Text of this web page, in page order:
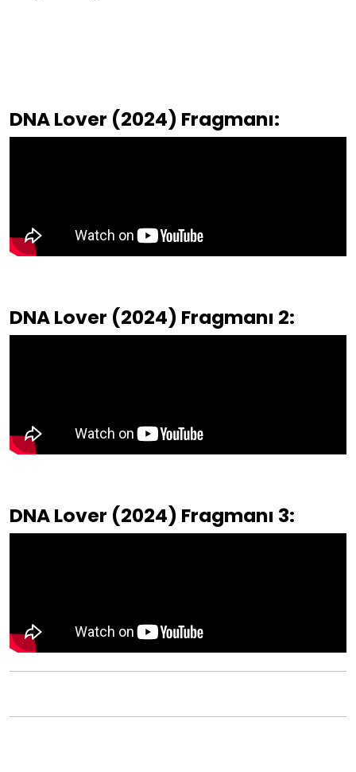
DNA Lover (2024) Fragmanı:
DNA Lover (2024) Fragmanı 2:
DNA Lover (2024) Fragmanı 3: